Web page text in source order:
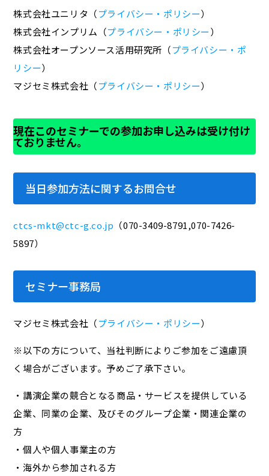
株式会社ユニリタ（プライバシー・ポリシー）
株式会社インプリム（プライバシー・ポリシー）
株式会社オープンソース活用研究所（プライバシー・ポ
リシー）
マジセミ株式会社（プライバシー・ポリシー）
現在このセミナーでの参加お申し込みは受け付け
ておりません。
当日参加方法に関するお問合せ
ctcs-mkt@ctc-g.co.jp （070-3409-8791,070-7426-
5897）
セミナー事務局
マジセミ株式会社（プライバシー・ポリシー）
※以下の方について、当社判断によりご参加をご遠慮頂
く場合がございます。予めご了承下さい。
・講演企業の競合となる商品・サービスを提供している
企業、同業の企業、及びそのグループ企業・関連企業の
方
・個人や個人事業主の方
・海外から参加される方